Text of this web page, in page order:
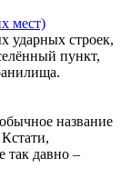
мест)
ударных строек,
пункт,
название
так давно –